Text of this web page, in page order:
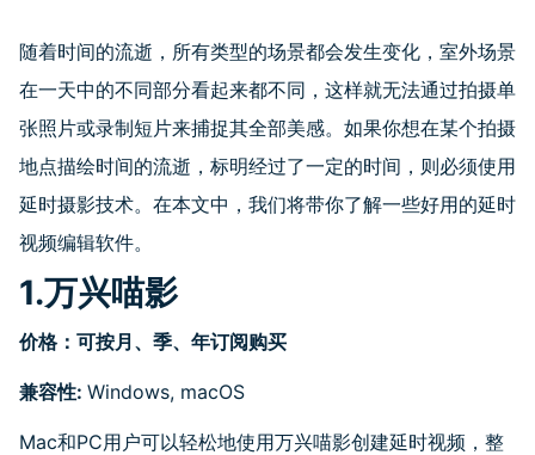
随着时间的流逝，所有类型的场景都会发生变化，室外场景
在一天中的不同部分看起来都不同，这样就无法通过拍摄单
张照片或录制短片来捕捉其全部美感。如果你想在某个拍摄
地点描绘时间的流逝，标明经过了一定的时间，则必须使用
延时摄影技术。在本文中，我们将带你了解一些好用的延时
视频编辑软件。
1.万兴喵影
价格： 可按月、季、年订阅购买
兼容性: Windows, macOS
Mac和PC用户可以轻松地使用万兴喵影创建延时视频，整